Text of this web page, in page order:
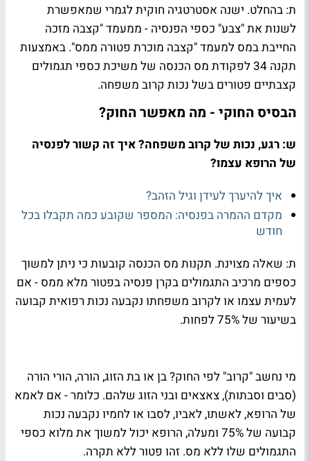
ת: בהחלט. ישנה אסטרטגיה חוקית לגמרי שמאפשרת
לשנות את "צבע" כספי הפנסיה - ממעמד "קצבה מזכה
החייבת במס למעמד "קצבה מוכרת פטורה ממס". באמצעות
תקנה 34 לפקודת מס הכנסה של משיכת כספי תגמולים
קצבתיים פטורים בשל נכות קרוב משפחה.
הבסיס החוקי - מה מאפשר החוק?
ש: רגע, נכות של קרוב משפחה? איך זה קשור לפנסיה
של הרופא עצמו?
איך להיערך לעידן וגיל הזהב?
מקדם ההמרה בפנסיה: המספר שקובע כמה תקבלו בכל
חודש
ת: שאלה מצוינת. תקנות מס הכנסה קובעות כי ניתן למשוך
כספים מרכיב התגמולים בקרן פנסיה בפטור מלא ממס - אם
לעמית עצמו או לקרוב משפחתו נקבעה נכות רפואית קבועה
בשיעור של 75% לפחות.
מי נחשב "קרוב" לפי החוק? בן או בת הזוג, הורה, הורי הורה
(סבים וסבתות), צאצאים ובני הזוג שלהם. כלומר - אם לאמא
של הרופא, לאשתו, לאביו, לסבו או לחמיו נקבעה נכות
קבועה של 75% ומעלה, הרופא יכול למשוך את מלוא כספי
התגמולים שלו ללא מס. זהו פטור ללא תקרה.